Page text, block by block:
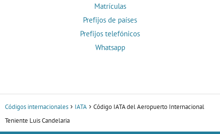
Matrículas
Prefijos de países
Prefijos telefónicos
Whatsapp
Códigos internacionales IATA
Código IATA del Aeropuerto Internacional
Teniente Luis Candelaria